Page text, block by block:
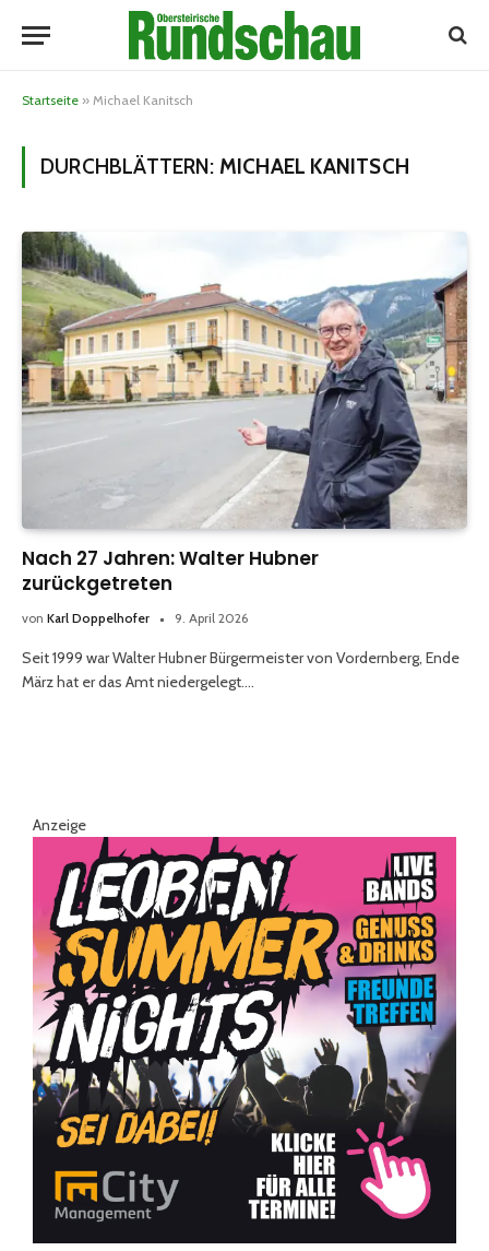
Startseite » Michael Kanitsch
DURCHBLÄTTERN: MICHAEL KANITSCH
Nach 27 Jahren: Walter Hubner
zurückgetreten
von Karl Doppelhofer 9. April 2026
Seit 1999 war Walter Hubner Bürgermeister von Vordernberg, Ende
März hat er das Amt niedergelegt.…
Anzeige